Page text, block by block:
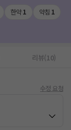
한약1 약침 1
리뷰(10)
수정 요청